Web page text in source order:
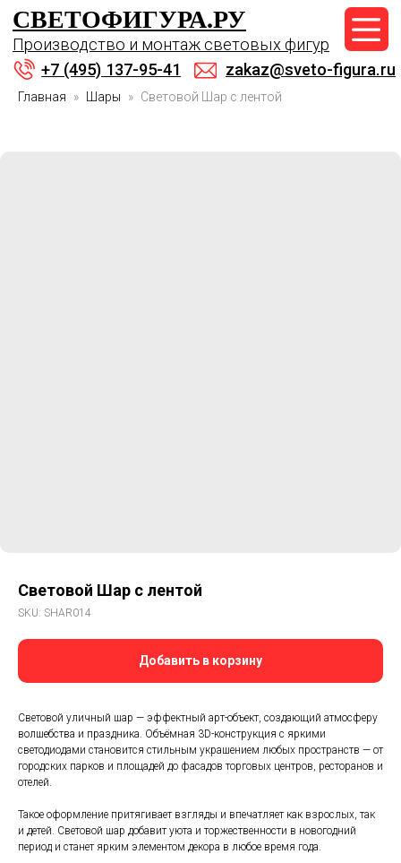
СВЕТОФИГУРА.РУ
Производство и монтаж световых фигур
zakaz@sveto-figura.ru
+7 (495) 137-95-41
zakaz@sveto-figura.ru
+7 (495) 137-95-41
Главная Шары Световой Шар с лентой
Световой Шар с лентой
SKU: SHAR014
Добавить в корзину
Световой уличный шар — эффектный арт-объект, создающий атмосферу
волшебства и праздника. Объёмная 3D-конструкция с яркими
светодиодами становится стильным украшением любых пространств — от
городских парков и площадей до фасадов торговых центров, ресторанов и
отелей.
Такое оформление притягивает взгляды и впечатляет как взрослых, так
и детей. Световой шар добавит уюта и торжественности в новогодний
период и станет ярким элементом декора в любое время года.